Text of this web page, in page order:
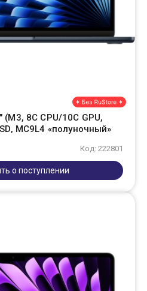
8C CPU/10C GPU,
MC9L4 «полуночный»
Код: 222801
о поступлении